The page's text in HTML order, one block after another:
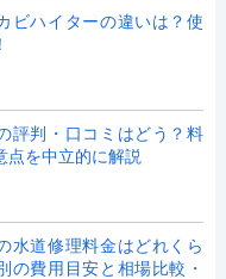
ビハイターの違いは？使
評判・口コミはどう？料
点を中立的に解説
水道修理料金はどれくら
の費用目安と相場比較・